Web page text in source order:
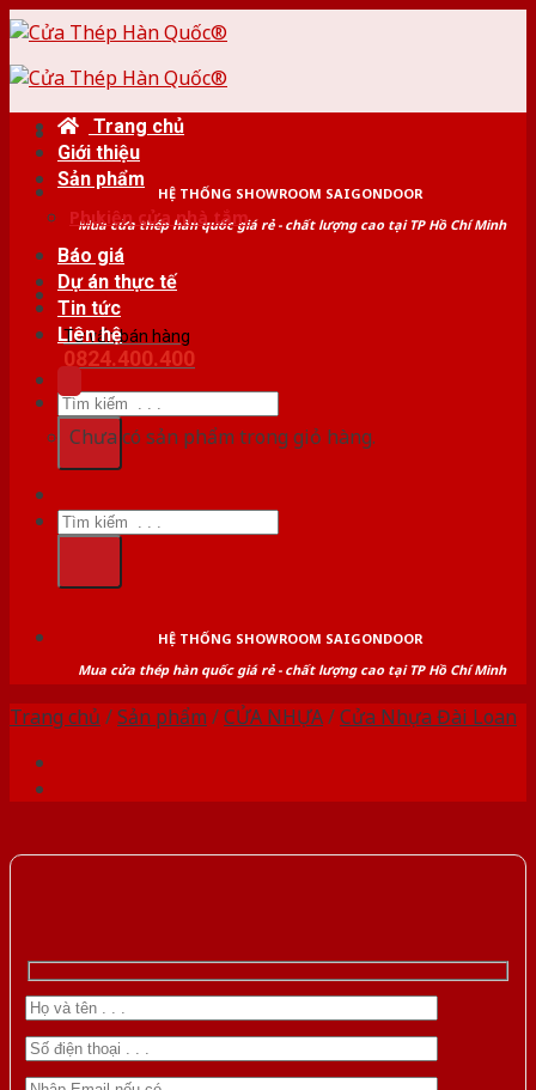
Skip
content
HỆ THỐNG SHOWROOM SAIGONDOOR
Mua cửa thép hàn quốc giá rẻ - chất lượng cao tại TP Hồ Chí Minh
Tư vấn bán hàng
0824.400.400
Tìm
kiếm:
Trang chủ
Giới thiệu
Sản phẩm
Phụ kiện cửa nhà tắm
Báo giá
Dự án thực tế
Tin tức
Liên hệ
Chưa có sản phẩm trong giỏ hàng.
Tìm
kiếm:
HỆ THỐNG SHOWROOM SAIGONDOOR
Mua cửa thép hàn quốc giá rẻ - chất lượng cao tại TP Hồ Chí Minh
Trang chủ /Sản phẩm /CỬA NHỰA/Cửa Nhựa Đài Loan